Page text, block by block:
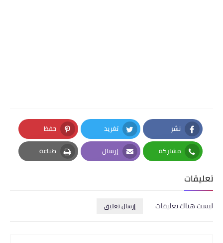
نشر
Facebook
تغريد
Twitter
حفظ
Pinterest
مشاركة
Whatsapp
إرسال
Email
طباعة
Print
تعليقات
ليست هناك تعليقات إرسال تعليق